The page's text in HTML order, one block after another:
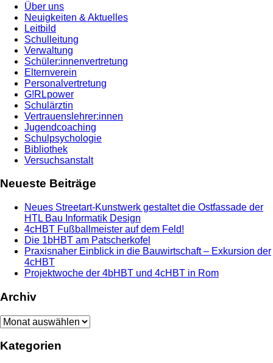
Über uns
Neuigkeiten & Aktuelles
Leitbild
Schulleitung
Verwaltung
Schüler:innenvertretung
Elternverein
Personalvertretung
G!RLpower
Schulärztin
Vertrauenslehrer:innen
Jugendcoaching
Schulpsychologie
Bibliothek
Versuchsanstalt
Neueste Beiträge
Neues Streetart-Kunstwerk gestaltet die Ostfassade der
HTL Bau Informatik Design
4cHBT Fußballmeister auf dem Feld!
Die 1bHBT am Patscherkofel
Praxisnaher Einblick in die Bauwirtschaft – Exkursion der
4cHBT
Projektwoche der 4bHBT und 4cHBT in Rom
Archiv
Archiv
Kategorien